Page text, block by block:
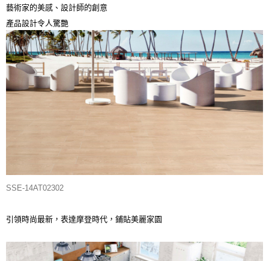
藝術家的美感、設計師的創意
產品設計令人驚艷
SSE-14AT02302
引領時尚最新，表達摩登時代，鋪貼美麗家園